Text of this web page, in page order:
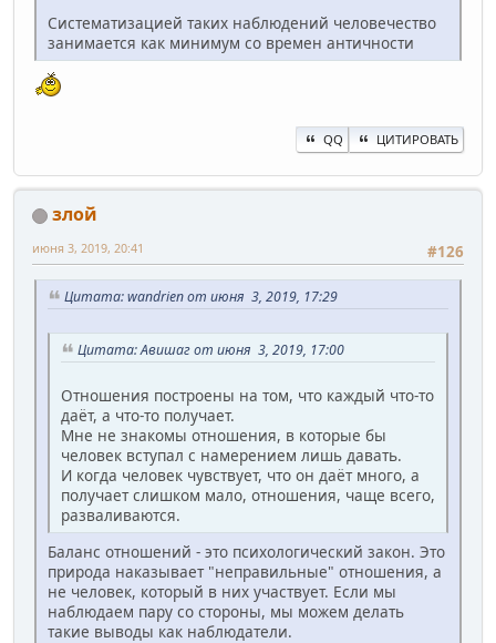
Систематизацией таких наблюдений человечество
занимается как минимум со времен античности
QQ ЦИТИРОВАТЬ
злой
#126
июня 3, 2019, 20:41
Цитата: wandrien от июня 3, 2019, 17:29
Цитата: Авишаг от июня 3, 2019, 17:00
Отношения построены на том, что каждый что-то
даёт, а что-то получает.
Мне не знакомы отношения, в которые бы
человек вступал с намерением лишь давать.
И когда человек чувствует, что он даёт много, а
получает слишком мало, отношения, чаще всего,
разваливаются.
Баланс отношений - это психологический закон. Это
природа наказывает "неправильные" отношения, а
не человек, который в них участвует. Если мы
наблюдаем пару со стороны, мы можем делать
такие выводы как наблюдатели.